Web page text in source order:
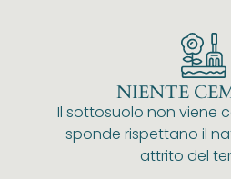
NIENTE
Il sottosuolo non viene
sponde rispettano il
attrito del